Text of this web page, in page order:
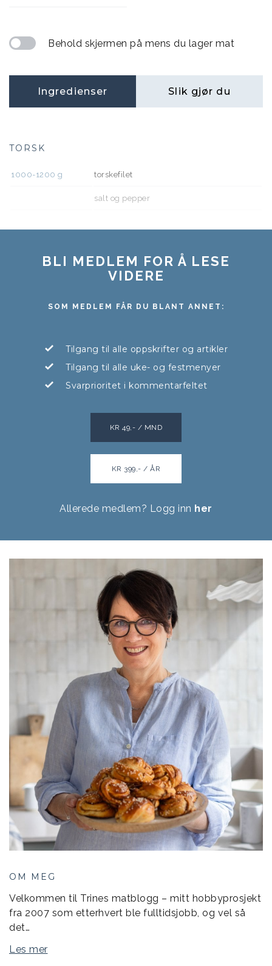
Behold skjermen på mens du lager mat
Ingredienser Slik gjør du
TORSK
1000-1200 g torskefilet
salt og pepper
BLI MEDLEM FOR Å LESE
VIDERE
SOM MEDLEM FÅR DU BLANT ANNET:
Tilgang til alle oppskrifter og artikler
Tilgang til alle uke- og festmenyer
Svarprioritet i kommentarfeltet
KR 49,- / MND
KR 399,- / ÅR
Allerede medlem? Logg inn her
OM MEG
Velkommen til Trines matblogg – mitt hobbyprosjekt
fra 2007 som etterhvert ble fulltidsjobb, og vel så
det…
Les mer